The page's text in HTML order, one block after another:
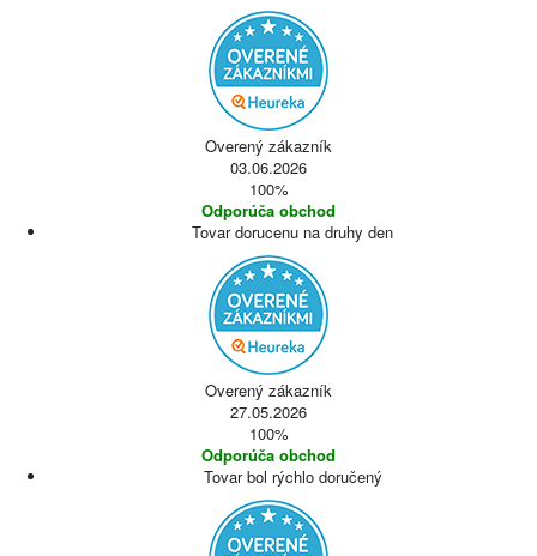
Overený zákazník
03.06.2026
100%
Odporúča obchod
Tovar dorucenu na druhy den
Overený zákazník
27.05.2026
100%
Odporúča obchod
Tovar bol rýchlo doručený